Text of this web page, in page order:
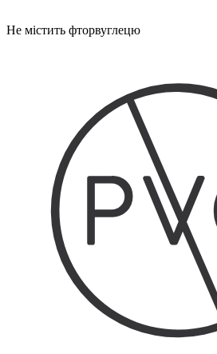
Не містить фторвуглецю